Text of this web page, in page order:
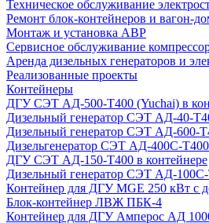
Техническое обслуживание
Ремонт блок-контейнеров и вагон-
Монтаж и установка АВР
Сервисное обслуживание
Аренда дизельных генераторов и
Реализованные проекты
Контейнеры
ДГУ СЭТ АД-500-Т400 (Yuchai) в
Дизельный генератор СЭТ АД-40-
Дизельный генератор СЭТ АД-600-
Дизельгенератор СЭТ АД-400С-
ДГУ СЭТ АД-150-Т400 в контейнере
Дизельный генератор СЭТ АД-100С-
Контейнер для ДГУ MGE 250 кВт с
Блок-контейнер ЛВЖ ПБК-4
Контейнер для ДГУ Амперос АД